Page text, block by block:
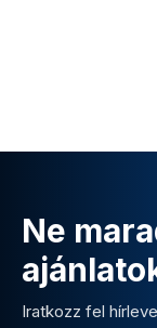
Ne
Iratkozz fel